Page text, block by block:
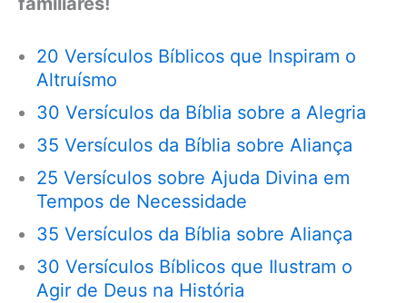
20 Versículos Bíblicos que Inspiram o
Altruísmo
30 Versículos da Bíblia sobre a Alegria
35 Versículos da Bíblia sobre Aliança
25 Versículos sobre Ajuda Divina em
Tempos de Necessidade
35 Versículos da Bíblia sobre Aliança
30 Versículos Bíblicos que Ilustram o
Agir de Deus na História